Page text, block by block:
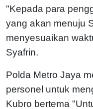
"Kepada para
yang akan menuju
menyesuaikan
Syafrin.
Polda Metro Jaya
personel untuk
Kubro bertema